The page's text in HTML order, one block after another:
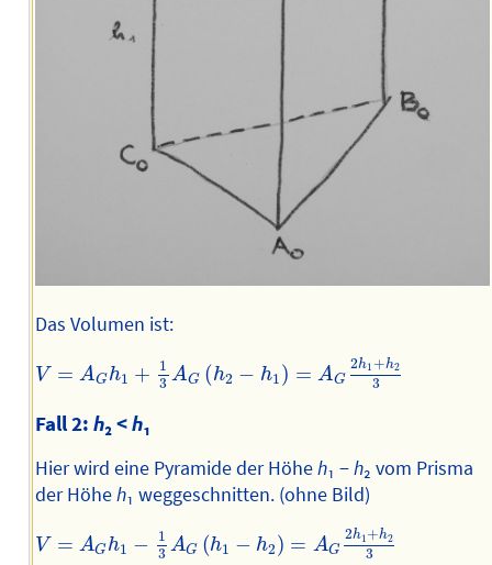
Das Volumen ist:
V = AG h1 +
1
3 AG (h2 − h1) = AG
2h1 +h2
3
h1 (h − 1 1+
Fall 2: h₂ <h₁
Hier wird eine Pyramide der Höheh₁ −h₂ vom Prisma
der Höheh₁ weggeschnitten. (ohne Bild)
V = AG h1 −
1
3 AG (h1 − h2) = AG
2h1+h2
3
h1 (h 1− 2 1 3